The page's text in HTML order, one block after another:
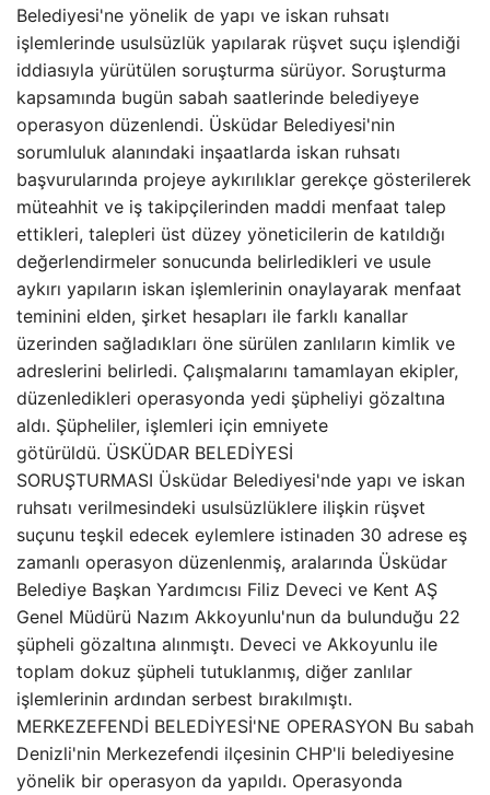
Belediyesi'ne yönelik de yapı ve iskan ruhsatı
işlemlerinde usulsüzlük yapılarak rüşvet suçu işlendiği
iddiasıyla yürütülen soruşturma sürüyor. Soruşturma
kapsamında bugün sabah saatlerinde belediyeye
operasyon düzenlendi. Üsküdar Belediyesi'nin
sorumluluk alanındaki inşaatlarda iskan ruhsatı
başvurularında projeye aykırılıklar gerekçe gösterilerek
müteahhit ve iş takipçilerinden maddi menfaat talep
ettikleri, talepleri üst düzey yöneticilerin de katıldığı
değerlendirmeler sonucunda belirledikleri ve usule
aykırı yapıların iskan işlemlerinin onaylayarak menfaat
teminini elden, şirket hesapları ile farklı kanallar
üzerinden sağladıkları öne sürülen zanlıların kimlik ve
adreslerini belirledi. Çalışmalarını tamamlayan ekipler,
düzenledikleri operasyonda yedi şüpheliyi gözaltına
aldı. Şüpheliler, işlemleri için emniyete
götürüldü. ÜSKÜDAR BELEDİYESİ
SORUŞTURMASI Üsküdar Belediyesi'nde yapı ve iskan
ruhsatı verilmesindeki usulsüzlüklere ilişkin rüşvet
suçunu teşkil edecek eylemlere istinaden 30 adrese eş
zamanlı operasyon düzenlenmiş, aralarında Üsküdar
Belediye Başkan Yardımcısı Filiz Deveci ve Kent AŞ
Genel Müdürü Nazım Akkoyunlu'nun da bulunduğu 22
şüpheli gözaltına alınmıştı. Deveci ve Akkoyunlu ile
toplam dokuz şüpheli tutuklanmış, diğer zanlılar
işlemlerinin ardından serbest bırakılmıştı.
MERKEZEFENDİ BELEDİYESİ'NE OPERASYON Bu sabah
Denizli'nin Merkezefendi ilçesinin CHP'li belediyesine
yönelik bir operasyon da yapıldı. Operasyonda